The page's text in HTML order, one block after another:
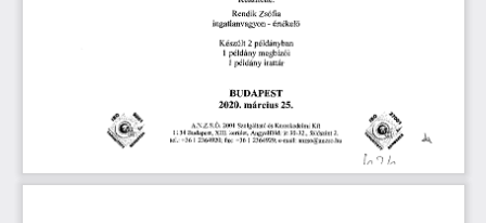
Rendik Zsófia
ingatlanvagyon - értékelő
Készült 2 példányban
1 példány megbízói
1 példány irattár
BUDAPEST
2020. március 25.
A.N.Z.S.Ó. 2001 Szolgáltató és Kereskedelmi Kft
1134 Budapest, XIII. kerület, Angyalföldi !It 30-32., földszint 2.
tel.: +36 1 2364920; fax: +36 I 2364929; e-mail: anzso@anzso.hu